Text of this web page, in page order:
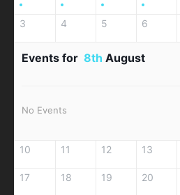
3 4 5 6
Events for 8th August
No Events
10 11 12 13
17 18 19 20